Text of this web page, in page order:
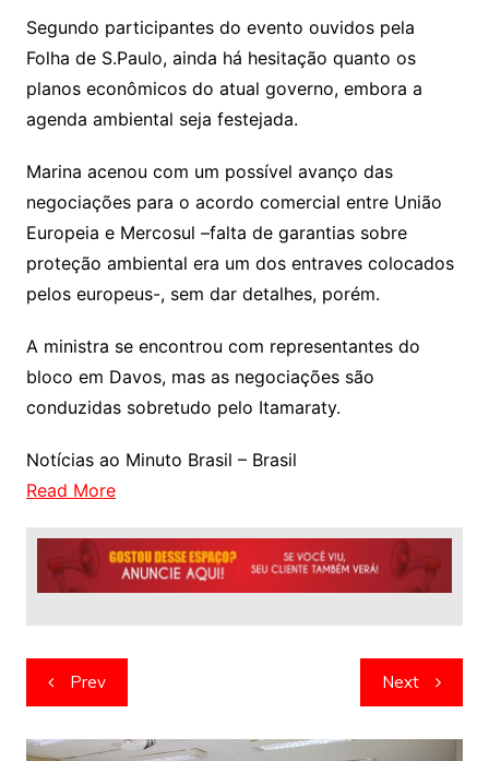
Segundo participantes do evento ouvidos pela
Folha de S.Paulo, ainda há hesitação quanto os
planos econômicos do atual governo, embora a
agenda ambiental seja festejada.
Marina acenou com um possível avanço das
negociações para o acordo comercial entre União
Europeia e Mercosul –falta de garantias sobre
proteção ambiental era um dos entraves colocados
pelos europeus-, sem dar detalhes, porém.
A ministra se encontrou com representantes do
bloco em Davos, mas as negociações são
conduzidas sobretudo pelo Itamaraty.
Notícias ao Minuto Brasil – Brasil
Read More
Navegação
de
artigos
Prev Next